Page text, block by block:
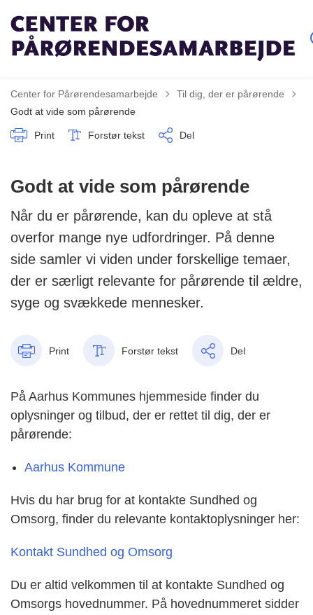
Center for Pårørendesamarbejde Tilbage til
Til dig, der er pårørende
Godt at vide som pårørende
Print Forstør tekst Del
Godt at vide som pårørende
Når du er pårørende, kan du opleve at stå
overfor mange nye udfordringer. På denne
side samler vi viden under forskellige temaer,
der er særligt relevante for pårørende til ældre,
syge og svækkede mennesker.
Print Forstør tekst Del
På Aarhus Kommunes hjemmeside finder du
oplysninger og tilbud, der er rettet til dig, der er
pårørende:
Aarhus Kommune
Hvis du har brug for at kontakte Sundhed og
Omsorg, finder du relevante kontaktoplysninger her:
Kontakt Sundhed og Omsorg
Du er altid velkommen til at kontakte Sundhed og
Omsorgs hovednummer. På hovednummeret sidder